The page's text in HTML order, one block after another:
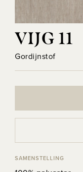
VIJG 11
Gordijnstof
SAMENSTELLING